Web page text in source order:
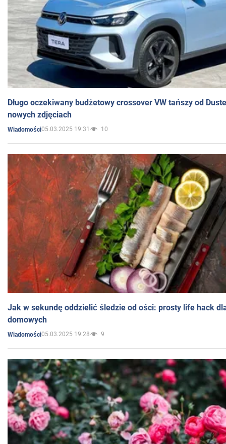
Długo oczekiwany budżetowy crossover VW tańszy od
nowych zdjęciach
Wiadomości05.03.2025 19:31 10
Jak w sekundę oddzielić śledzie od ości: prosty life hack
domowych
Wiadomości05.03.2025 19:28 9